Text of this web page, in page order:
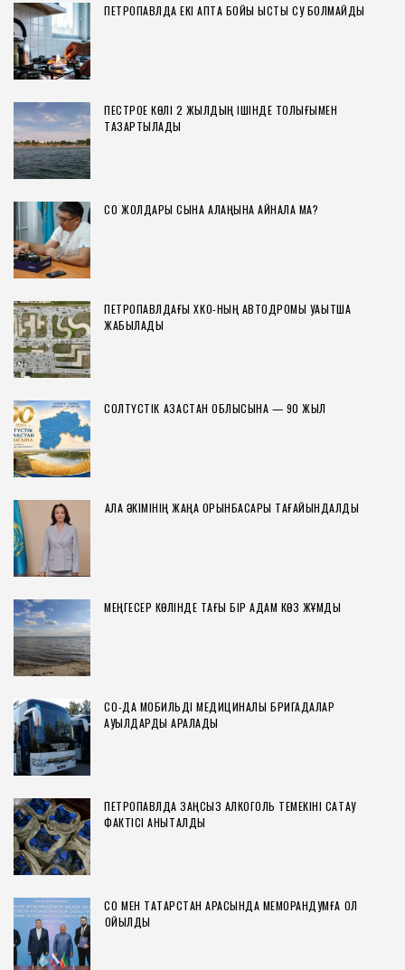
ПЕТРОПАВЛДА ЕКІ АПТА БОЙЫ ЫСТЫҚ СУ БОЛМАЙДЫ
ПЕСТРОЕ КӨЛІ 2 ЖЫЛДЫҢ ІШІНДЕ ТОЛЫҒЫМЕН
ТАЗАРТЫЛАДЫ
СҚО ЖОЛДАРЫ СЫНАҚ АЛАҢЫНА АЙНАЛА МА?
ПЕТРОПАВЛДАҒЫ ХҚКО-НЫҢ АВТОДРОМЫ УАҚЫТША
ЖАБЫЛАДЫ
СОЛТҮСТІК ҚАЗАҚСТАН ОБЛЫСЫНА — 90 ЖЫЛ
ҚАЛА ӘКІМІНІҢ ЖАҢА ОРЫНБАСАРЫ ТАҒАЙЫНДАЛДЫ
МЕҢГЕСЕР КӨЛІНДЕ ТАҒЫ БІР АДАМ КӨЗ ЖҰМДЫ
СҚО-ДА МОБИЛЬДІ МЕДИЦИНАЛЫҚ БРИГАДАЛАР
АУЫЛДАРДЫ АРАЛАДЫ
ПЕТРОПАВЛДА ЗАҢСЫЗ АЛКОГОЛЬ ТЕМЕКІНІ САҚТАУ
ФАКТІСІ АНЫҚТАЛДЫ
СҚО МЕН ТАТАРСТАН АРАСЫНДА МЕМОРАНДУМҒА ҚОЛ
ҚОЙЫЛДЫ